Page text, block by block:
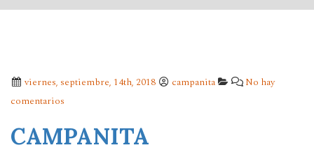
viernes, septiembre, 14th, 2018 campanita
No hay
comentarios
CAMPANITA